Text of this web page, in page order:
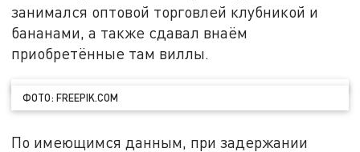
занимался оптовой торговлей клубникой и
бананами, а также сдавал внаём
приобретённые там виллы.
ФОТО: FREEPIK.COM
По имеющимся данным, при задержании